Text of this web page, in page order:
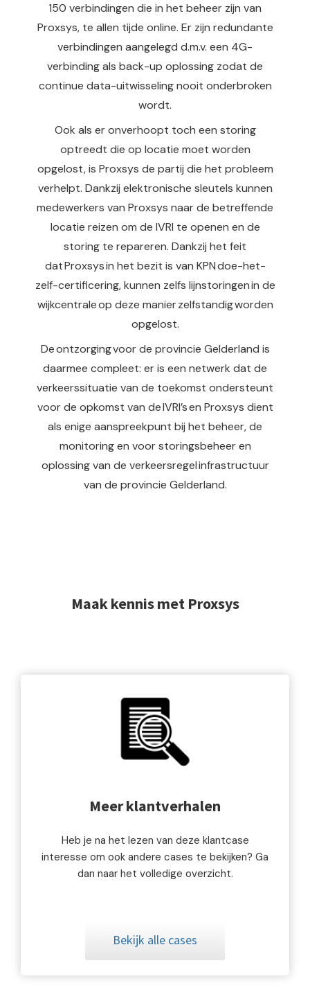
150 verbindingen die in het beheer zijn van
Proxsys, te allen tijde online. Er zijn redundante
verbindingen aangelegd d.m.v. een 4G-
verbinding als back-up oplossing zodat de
continue data-uitwisseling nooit onderbroken
wordt.
Ook als er onverhoopt toch een storing
optreedt die op locatie moet worden
opgelost, is Proxsys de partij die het probleem
verhelpt. Dankzij elektronische sleutels kunnen
medewerkers van Proxsys naar de betreffende
locatie reizen om de IVRI te openen en de
storing te repareren. Dankzij het feit
dat Proxsys in het bezit is van KPN doe-het-
zelf-certificering, kunnen zelfs lijnstoringen in de
wijkcentrale op deze manier zelfstandig worden
opgelost.
De ontzorging voor de provincie Gelderland is
daarmee compleet: er is een netwerk dat de
verkeerssituatie van de toekomst ondersteunt
voor de opkomst van de IVRI’s en Proxsys dient
als enige aanspreekpunt bij het beheer, de
monitoring en voor storingsbeheer en
oplossing van de verkeersregel infrastructuur
van de provincie Gelderland.
Maak kennis met Proxsys
Meer klantverhalen
Heb je na het lezen van deze klantcase
interesse om ook andere cases te bekijken? Ga
dan naar het volledige overzicht.
Bekijk alle cases